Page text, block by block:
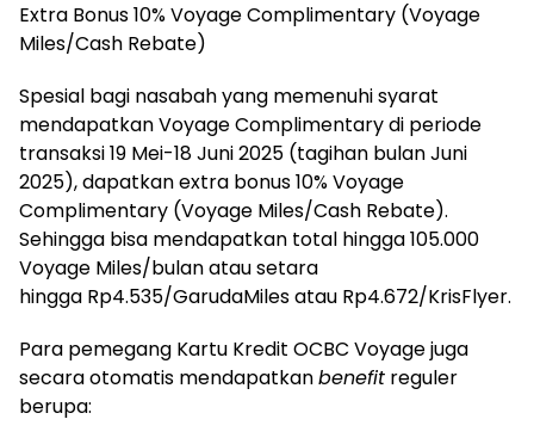
Extra Bonus 10% Voyage Complimentary (Voyage
Miles/Cash Rebate)
Spesial bagi nasabah yang memenuhi syarat
mendapatkan Voyage Complimentary di periode
transaksi 19 Mei-18 Juni 2025 (tagihan bulan Juni
2025), dapatkan extra bonus 10% Voyage
Complimentary (Voyage Miles/Cash Rebate).
Sehingga bisa mendapatkan total hingga 105.000
Voyage Miles/bulan atau setara
hingga Rp4.535/GarudaMiles atau Rp4.672/KrisFlyer.
Para pemegang Kartu Kredit OCBC Voyage juga
secara otomatis mendapatkanbenefit reguler
berupa: